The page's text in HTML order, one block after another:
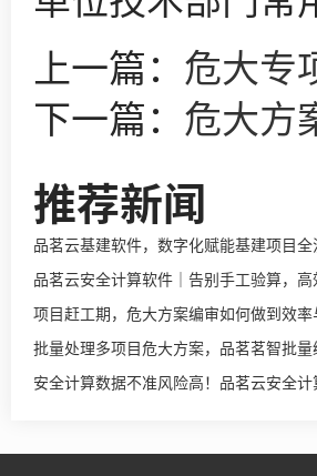
上一篇： 危大专
下一篇： 危大方
推荐新闻
品茗云基建软件，数字化赋能基建项目
品茗云安全计算软件｜告别手工验算，
项目赶工期，危大方案编审如何做到效
批量处理多项目危大方案，品茗茗智批
安全计算数据不准风险高！品茗云安全